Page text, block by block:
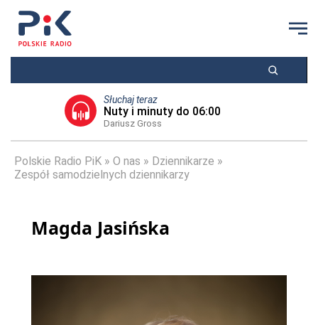
Słuchaj teraz
Nuty i minuty do 06:00
Dariusz Gross
Polskie Radio PiK O nas
Dziennikarze
Zespół samodzielnych dziennikarzy
Magda Jasińska